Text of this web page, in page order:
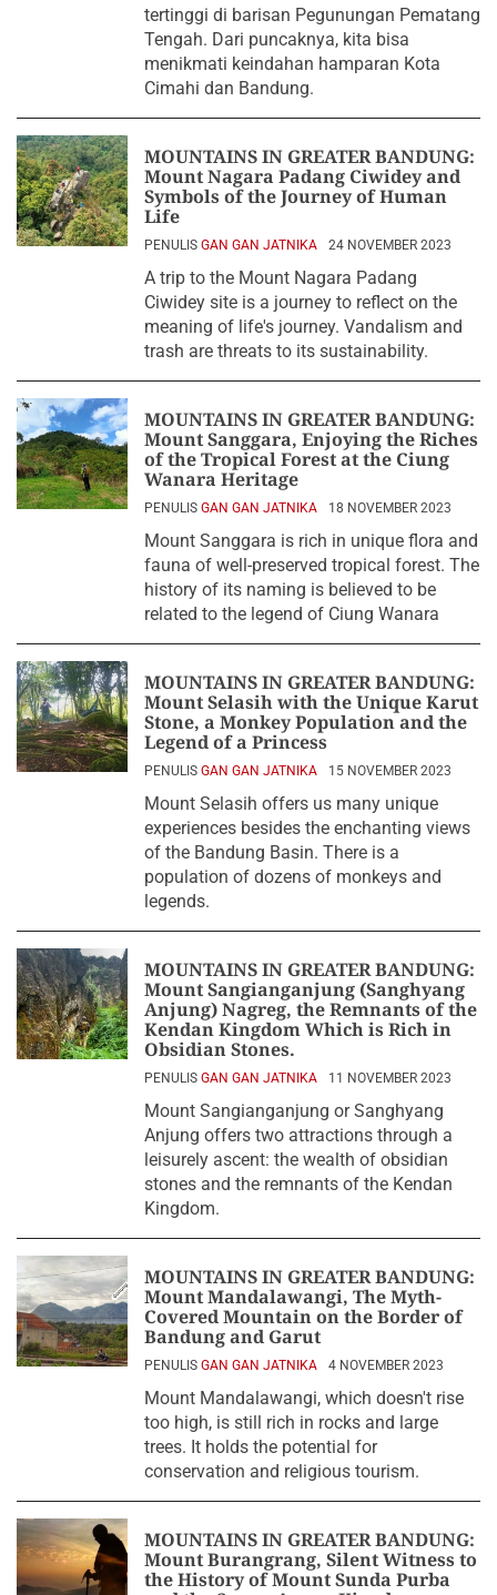
tertinggi di barisan Pegunungan Pematang
Tengah. Dari puncaknya, kita bisa
menikmati keindahan hamparan Kota
Cimahi dan Bandung.
MOUNTAINS IN GREATER BANDUNG:
Mount Nagara Padang Ciwidey and
Symbols of the Journey of Human
Life
PENULIS GAN GAN JATNIKA 24 NOVEMBER 2023
A trip to the Mount Nagara Padang
Ciwidey site is a journey to reflect on the
meaning of life's journey. Vandalism and
trash are threats to its sustainability.
MOUNTAINS IN GREATER BANDUNG:
Mount Sanggara, Enjoying the Riches
of the Tropical Forest at the Ciung
Wanara Heritage
PENULIS GAN GAN JATNIKA 18 NOVEMBER 2023
Mount Sanggara is rich in unique flora and
fauna of well-preserved tropical forest. The
history of its naming is believed to be
related to the legend of Ciung Wanara
MOUNTAINS IN GREATER BANDUNG:
Mount Selasih with the Unique Karut
Stone, a Monkey Population and the
Legend of a Princess
PENULIS GAN GAN JATNIKA 15 NOVEMBER 2023
Mount Selasih offers us many unique
experiences besides the enchanting views
of the Bandung Basin. There is a
population of dozens of monkeys and
legends.
MOUNTAINS IN GREATER BANDUNG:
Mount Sangianganjung (Sanghyang
Anjung) Nagreg, the Remnants of the
Kendan Kingdom Which is Rich in
Obsidian Stones.
PENULIS GAN GAN JATNIKA 11 NOVEMBER 2023
Mount Sangianganjung or Sanghyang
Anjung offers two attractions through a
leisurely ascent: the wealth of obsidian
stones and the remnants of the Kendan
Kingdom.
MOUNTAINS IN GREATER BANDUNG:
Mount Mandalawangi, The Myth-
Covered Mountain on the Border of
Bandung and Garut
PENULIS GAN GAN JATNIKA 4 NOVEMBER 2023
Mount Mandalawangi, which doesn't rise
too high, is still rich in rocks and large
trees. It holds the potential for
conservation and religious tourism.
MOUNTAINS IN GREATER BANDUNG:
Mount Burangrang, Silent Witness to
the History of Mount Sunda Purba